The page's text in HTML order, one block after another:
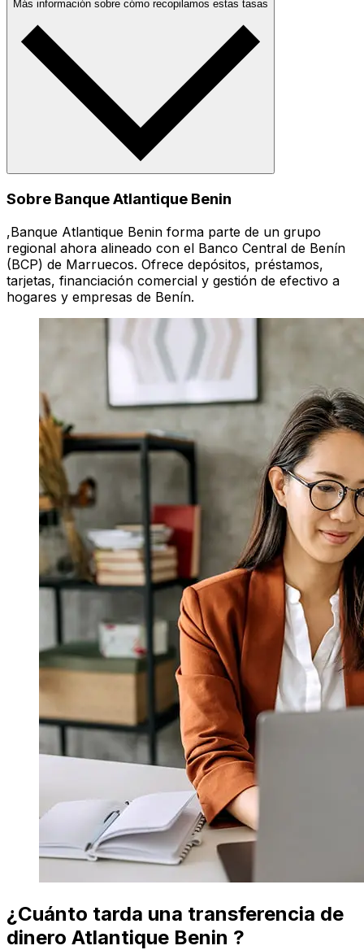
Más información sobre cómo recopilamos estas tasas
Sobre Banque Atlantique Benin
,Banque Atlantique Benin forma parte de un grupo
regional ahora alineado con el Banco Central de Benín
(BCP) de Marruecos. Ofrece depósitos, préstamos,
tarjetas, financiación comercial y gestión de efectivo a
hogares y empresas de Benín.
¿Cuánto tarda una transferencia de
dinero Atlantique Benin ?